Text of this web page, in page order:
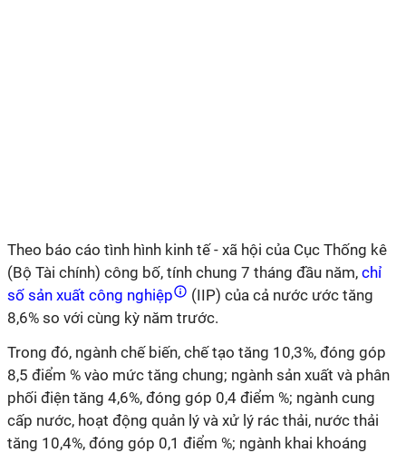
Theo báo cáo tình hình kinh tế - xã hội của Cục Thống kê
(Bộ Tài chính) công bố, tính chung 7 tháng đầu năm, chỉ
số sản xuất công nghiệp
(IIP) của cả nước ước tăng
8,6% so với cùng kỳ năm trước.
Trong đó, ngành chế biến, chế tạo tăng 10,3%, đóng góp
8,5 điểm % vào mức tăng chung; ngành sản xuất và phân
phối điện tăng 4,6%, đóng góp 0,4 điểm %; ngành cung
cấp nước, hoạt động quản lý và xử lý rác thải, nước thải
tăng 10,4%, đóng góp 0,1 điểm %; ngành khai khoáng